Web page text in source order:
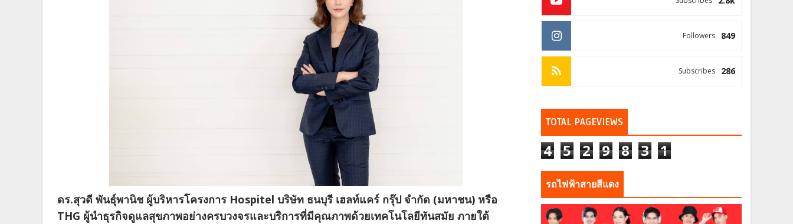
ดร.สุวดี พันธุ์พานิช ผู้บริหารโครงการ Hospitel บริษัท ธนบุรี เฮลท์แคร์ กรุ๊ป จำกัด (มหาชน) หรือ
THG ผู้นำธุรกิจดูแลสุขภาพอย่างครบวงจรและบริการที่มีคุณภาพด้วยเทคโนโลยีทันสมัย ภายใต้
849
Followers
286
Subscribes
TOTAL PAGEVIEWS
4 5 2 9 8 3 1
รถไฟฟ้าสายสีแดง